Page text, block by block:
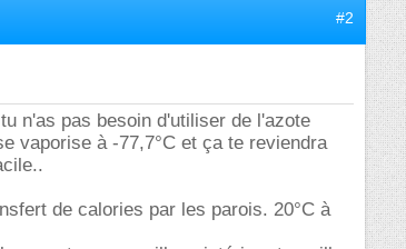
#2
n'as pas besoin d'utiliser de l'azote
vaporise à -77,7°C et ça te reviendra
de calories par les parois. 20°C à